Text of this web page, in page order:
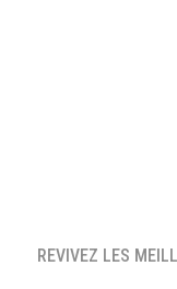
REVIVEZ LES